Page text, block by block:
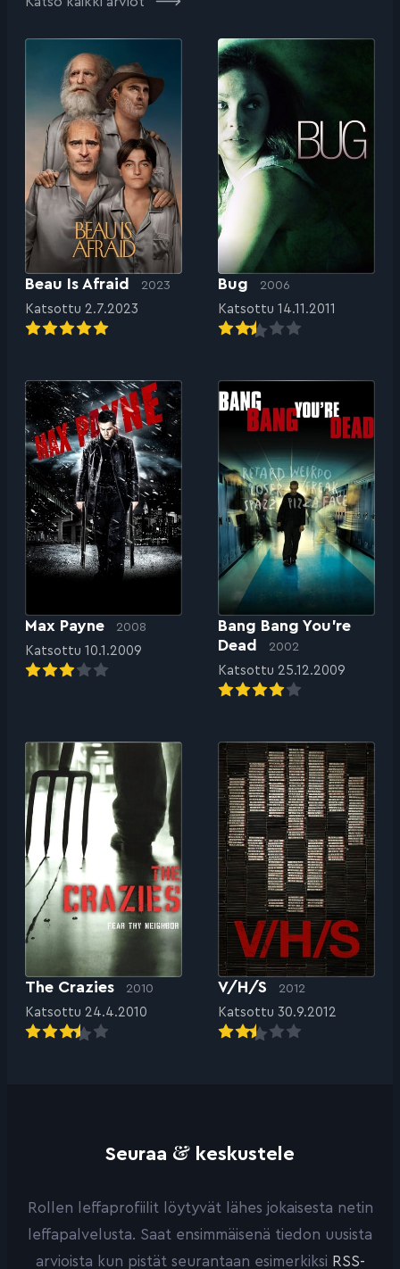
Beau Is Afraid 2023
Katsottu 2.7.2023
Bug 2006
Katsottu 14.11.2011
Max Payne 2008
Katsottu 10.1.2009
Bang Bang You’re
Dead
2002
Katsottu 25.12.2009
The Crazies 2010
Katsottu 24.4.2010
V/H/S 2012
Katsottu 30.9.2012
Seuraa & keskustele
Rollen leffaprofiilit löytyvät lähes jokaisesta netin
leffapalvelusta. Saat ensimmäisenä tiedon uusista
arvioista kun pistät seurantaan esimerkiksi RSS-